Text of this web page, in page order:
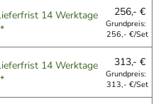
14 Werktage
256,- €
Grundpreis:
256,- €/Set
14 Werktage
313,- €
Grundpreis:
313,- €/Set